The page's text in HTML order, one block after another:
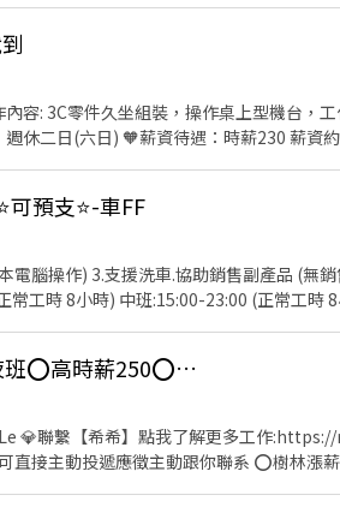
容: 3C零件久坐組裝，操作桌上型機台，
休二日(六日) 🧡薪資待遇：時薪230 薪資
可預支⭐-車FF
電腦操作) 3.支援洗車.協助銷售副產品 (無
常工時 8小時) 中班:15:00-23:00 (正常工時
快速報名 https://lin.ee/26fjDqN ▫️▪️
話】▫️▪️ ▫️▪️【面試需預約，如無預約現
⭕️靠近樹林車站⭕️可週領1萬⭕️第二天下夜班⭕️高時薪250⭕️JC15
💎聯繫【希希】點我了解更多工作
你聯系 ⭕樹林漲薪250/H ~可週領1萬⭕ ✨樹